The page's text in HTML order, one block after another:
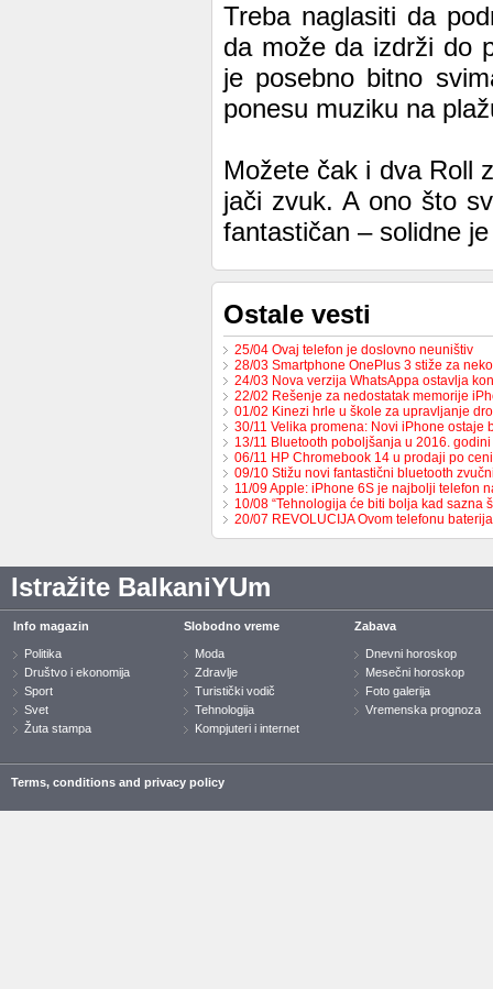
Treba naglasiti da
da može da izdrži do
je posebno bitno
ponesu muziku na
Možete čak i dva Roll
jači zvuk. A ono što
fantastičan – solidne
Ostale vesti
25/04 Ovaj telefon je doslovno neuništiv
28/03 Smartphone OnePlus 3 stiže za
24/03 Nova verzija WhatsAppa ostavlja
22/02 Rešenje za nedostatak memorije
01/02 Kinezi hrle u škole za upravljanje
30/11 Velika promena: Novi iPhone ostaje
13/11 Bluetooth poboljšanja u 2016. godini
06/11 HP Chromebook 14 u prodaji po
09/10 Stižu novi fantastični bluetooth
11/09 Apple: iPhone 6S je najbolji telefon
10/08 “Tehnologija će biti bolja kad sazna
20/07 REVOLUCIJA Ovom telefonu
Istražite BalkaniYUm
Info magazin
Politika
Društvo i ekonomija
Sport
Svet
Žuta stampa
Slobodno vreme
Moda
Zdravlje
Turistički vodič
Tehnologija
Kompjuteri i internet
Zabava
Dnevni horoskop
Mesečni horoskop
Foto galerija
Vremenska prognoza
Terms, conditions and privacy policy